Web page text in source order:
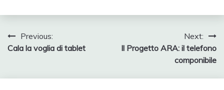
Navigazione
articoli
Previous:
Cala la voglia di tablet
Next:
Il Progetto ARA: il telefono
componibile